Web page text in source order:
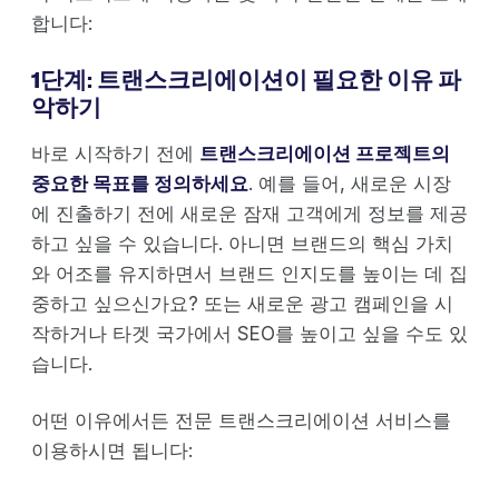
합니다:
1단계: 트랜스크리에이션이 필요한 이유 파
악하기
바로 시작하기 전에 트랜스크리에이션 프로젝트의
중요한 목표를 정의하세요. 예를 들어, 새로운 시장
에 진출하기 전에 새로운 잠재 고객에게 정보를 제공
하고 싶을 수 있습니다. 아니면 브랜드의 핵심 가치
와 어조를 유지하면서 브랜드 인지도를 높이는 데 집
중하고 싶으신가요? 또는 새로운 광고 캠페인을 시
작하거나 타겟 국가에서 SEO를 높이고 싶을 수도 있
습니다.
어떤 이유에서든 전문 트랜스크리에이션 서비스를
이용하시면 됩니다: